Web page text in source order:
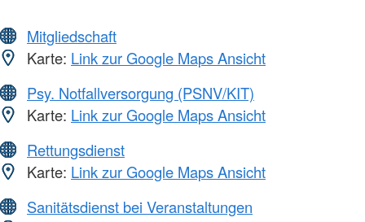
Mitgliedschaft
Karte: Link zur Google Maps Ansicht
Psy. Notfallversorgung (PSNV/KIT)
Karte: Link zur Google Maps Ansicht
Rettungsdienst
Karte: Link zur Google Maps Ansicht
Sanitätsdienst bei Veranstaltungen